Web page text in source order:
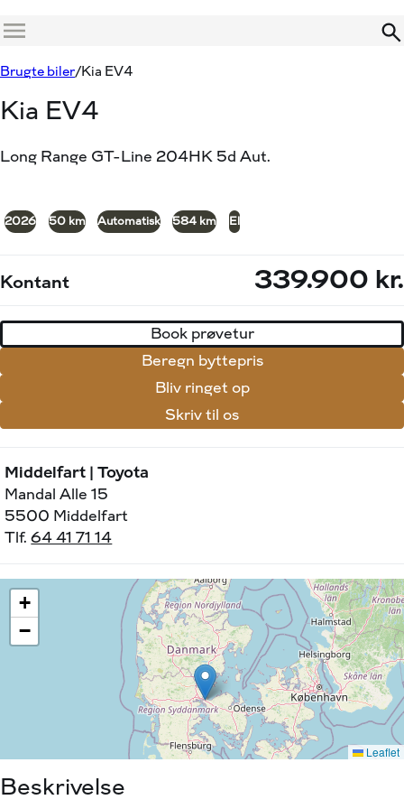
Menu
Brugte biler Kia EV4
Kia EV4
Long Range GT-Line 204HK 5d Aut.
2026 50 km Automatisk 584 km El
Kontant 339.900 kr.
Book prøvetur
Beregn byttepris
Bliv ringet op
Skriv til os
Middelfart | Toyota
Mandal Alle 15
5500 Middelfart
Tlf.64 41 71 14
Beskrivelse